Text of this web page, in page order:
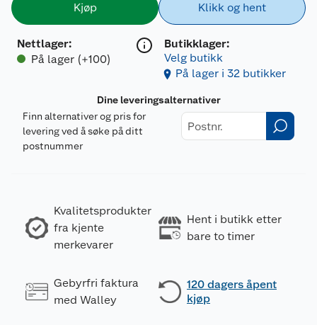
Kjøp
Nettlager:
På lager (+100)
Klikk og hent
Butikklager:
Velg butikk
På lager i 32 butikker
Dine leveringsalternativer
Finn alternativer og pris for
levering ved å søke på ditt
postnummer
Kvalitetsprodukter
fra kjente
merkevarer
Hent i butikk etter
bare to timer
Gebyrfri faktura
med Walley
120 dagers åpent
kjøp